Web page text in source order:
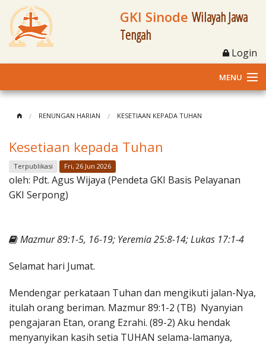
GKI Sinode Wilayah Jawa
Tengah
Login
MENU
Klasis dan Jemaat
Berita Kegiatan
Materi
RENUNGAN HARIAN KESETIAAN KEPADA TUHAN
Kesetiaan kepada Tuhan
Terpublikasi Fri, 26 Jun 2026
oleh: Pdt. Agus Wijaya (Pendeta GKI Basis Pelayanan
GKI Serpong)
Mazmur 89:1-5, 16-19; Yeremia 25:8-14; Lukas 17:1-4
Selamat hari Jumat.
Mendengar perkataan Tuhan dan mengikuti jalan-Nya,
itulah orang beriman. Mazmur 89:1-2 (TB) Nyanyian
pengajaran Etan, orang Ezrahi. (89-2) Aku hendak
menyanyikan kasih setia TUHAN selama-lamanya,